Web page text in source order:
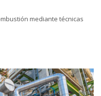
mediante técnicas